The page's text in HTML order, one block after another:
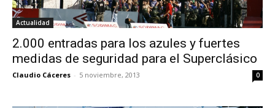
Actualidad
2.000 entradas para los azules y fuertes
medidas de seguridad para el Superclásico
Claudio Cáceres - 5 noviembre, 2013 0